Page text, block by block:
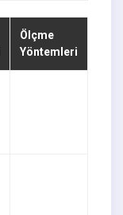
Ölçme
Yöntemleri